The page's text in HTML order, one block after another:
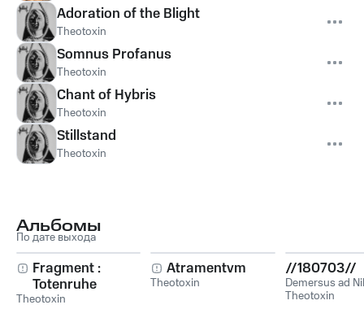
Adoration of the Blight
Theotoxin
Somnus Profanus
Theotoxin
Chant of Hybris
Theotoxin
Stillstand
Theotoxin
Альбомы
По дате выхода
Fragment :
Totenruhe
Theotoxin
Atramentvm
Theotoxin
//180703//
Demersus ad
Theotoxin